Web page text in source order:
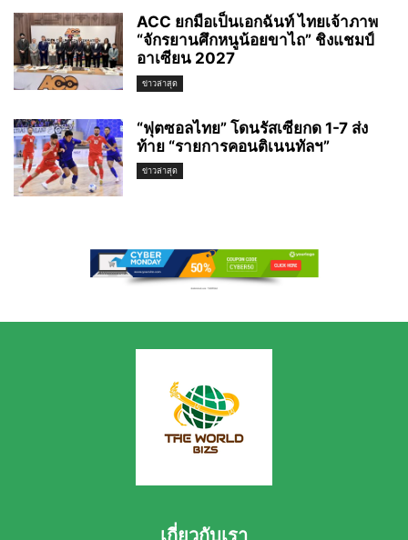
ACC ยกมือเป็นเอกฉันท์ ไทยเจ้าภาพ
“จักรยานศึกหนูน้อยขาไถ” ชิงแชมป์
อาเซียน 2027
ข่าวล่าสุด
“ฟุตซอลไทย” โดนรัสเซียกด 1-7 ส่ง
ท้าย “รายการคอนติเนนทัลฯ”
ข่าวล่าสุด
เกี่ยวกับเรา